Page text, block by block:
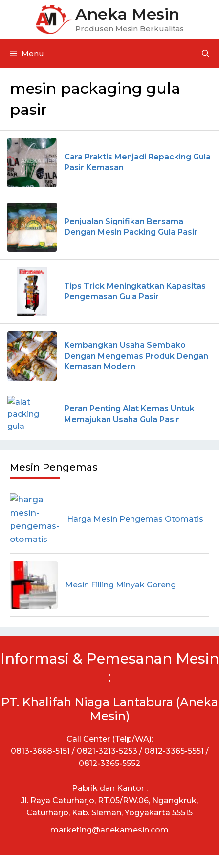
Aneka Mesin
Produsen Mesin Berkualitas
Menu
mesin packaging gula
pasir
Cara Praktis Menjadi Repacking Gula
Pasir Kemasan
Penjualan Signifikan Bersama
Dengan Mesin Packing Gula Pasir
Tips Trick Meningkatkan Kapasitas
Pengemasan Gula Pasir
Kembangkan Usaha Sembako
Dengan Mengemas Produk Dengan
Kemasan Modern
Peran Penting Alat Kemas Untuk
Memajukan Usaha Gula Pasir
Mesin Pengemas
Harga Mesin Pengemas Otomatis
Mesin Filling Minyak Goreng
Informasi & Pemesanan Mesin
:
PT. Khalifah Niaga Lantabura (Aneka
Mesin)
Call Center (Telp/WA):
0813-3668-5151 / 0821-3213-5253 / 0812-3365-5551 /
0812-3365-5552
Pabrik dan Kantor :
Jl. Raya Caturharjo, RT.05/RW.06, Ngangkruk,
Caturharjo, Kab. Sleman, Yogyakarta 55515
marketing@anekamesin.com